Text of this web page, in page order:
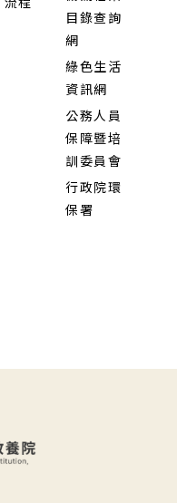
目錄查詢
網
綠色生活
資訊網
公務人員
保障暨培
訓委員會
行政院環
保署